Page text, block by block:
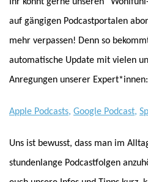
auf gängigen Podcastportalen
mehr verpassen! Denn so
automatische Update mit vielen
Anregungen unserer Expert*innen:
Apple Podcasts, Google Podcast,
Uns ist bewusst, dass man im
stundenlange Podcastfolgen